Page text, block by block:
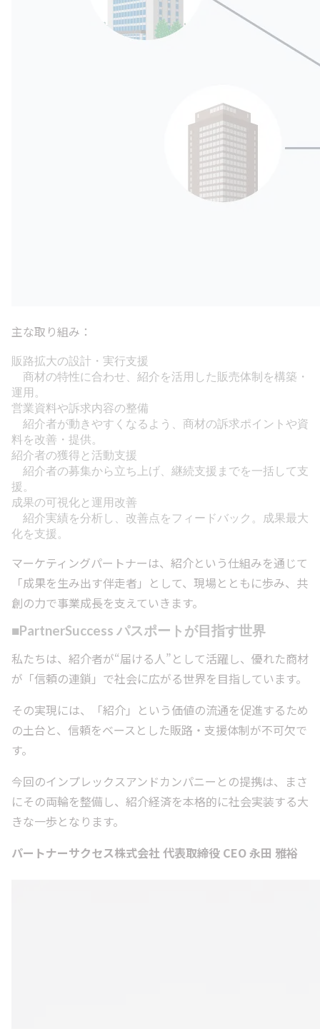
主な取り組み：
販路拡大の設計・実行支援
商材の特性に合わせ、紹介を活用した販売体制を構築・
運用。
営業資料や訴求内容の整備
紹介者が動きやすくなるよう、商材の訴求ポイントや資
料を改善・提供。
紹介者の獲得と活動支援
紹介者の募集から立ち上げ、継続支援までを一括して支
援。
成果の可視化と運用改善
紹介実績を分析し、改善点をフィードバック。成果最大
化を支援。
マーケティングパートナーは、紹介という仕組みを通じて
「成果を生み出す伴走者」として、現場とともに歩み、共
創の力で事業成長を支えていきます。
■PartnerSuccess パスポートが目指す世界
私たちは、紹介者が“届ける人”として活躍し、優れた商材
が「信頼の連鎖」で社会に広がる世界を目指しています。
その実現には、「紹介」という価値の流通を促進するため
の土台と、信頼をベースとした販路・支援体制が不可欠で
す。
今回のインプレックスアンドカンパニーとの提携は、まさ
にその両輪を整備し、紹介経済を本格的に社会実装する大
きな一歩となります。
パートナーサクセス株式会社 代表取締役 CEO 永田 雅裕